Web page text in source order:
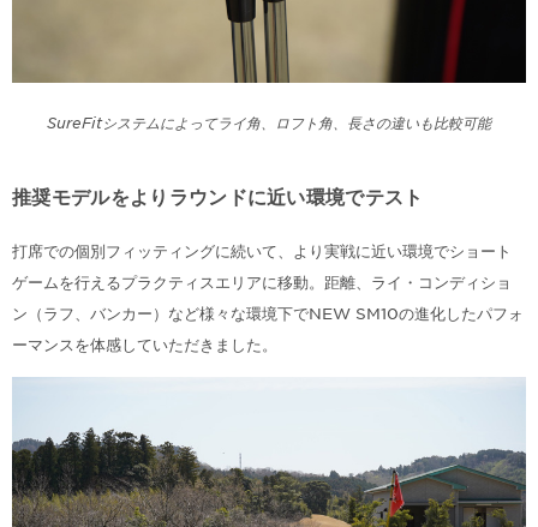
SureFitシステムによってライ角、ロフト角、長さの違いも比較可能
推奨モデルをよりラウンドに近い環境でテスト
打席での個別フィッティングに続いて、より実戦に近い環境でショート
ゲームを行えるプラクティスエリアに移動。距離、ライ・コンディショ
ン（ラフ、バンカー）など様々な環境下でNEW SM10の進化したパフォ
ーマンスを体感していただきました。